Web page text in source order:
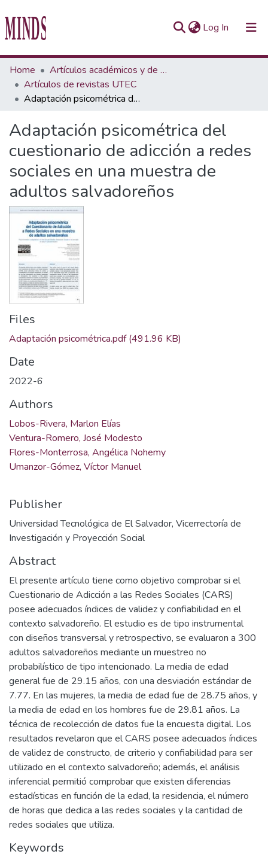
Log In (current)
Communities & Collections
All of Repository UTEC
Home
Artículos académicos y de opinión
Artículos de revistas UTEC
Adaptación psicométrica del cuestionario de adicción a redes sociales en una muestra de adultos salvadoreños
Adaptación psicométrica del
cuestionario de adicción a redes
sociales en una muestra de
adultos salvadoreños
Files
Adaptación psicométrica.pdf(491.96 KB)
Date
2022-6
Authors
Lobos-Rivera, Marlon Elías
Ventura-Romero, José Modesto
Flores-Monterrosa, Angélica Nohemy
Umanzor-Gómez, Víctor Manuel
Publisher
Universidad Tecnológica de El Salvador, Vicerrectoría de
Investigación y Proyección Social
Abstract
El presente artículo tiene como objetivo comprobar si el
Cuestionario de Adicción a las Redes Sociales (CARS)
posee adecuados índices de validez y confiabilidad en el
contexto salvadoreño. El estudio es de tipo instrumental
con diseños transversal y retrospectivo, se evaluaron a 300
adultos salvadoreños mediante un muestreo no
probabilístico de tipo intencionado. La media de edad
general fue de 29.15 años, con una desviación estándar de
7.77. En las mujeres, la media de edad fue de 28.75 años, y
la media de edad en los hombres fue de 29.81 años. La
técnica de recolección de datos fue la encuesta digital. Los
resultados revelaron que el CARS posee adecuados índices
de validez de constructo, de criterio y confiabilidad para ser
utilizado en el contexto salvadoreño; además, el análisis
inferencial permitió comprobar que existen diferencias
estadísticas en función de la edad, la residencia, el número
de horas que dedica a las redes sociales y la cantidad de
redes sociales que utiliza.
Keywords